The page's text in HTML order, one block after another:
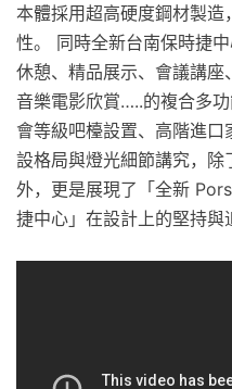
本體採用超高硬度鋼材製
性。 同時全新台南保時捷
休憩、精品展示、會議講座
音樂電影欣賞…..的複合多
會等級吧檯設置、高階進
設格局與燈光細節講究，除
外，更是展現了「全新
捷中心」在設計上的堅持與